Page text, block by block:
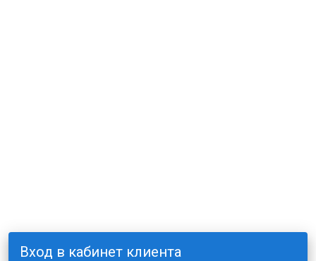
Вход в кабинет клиента